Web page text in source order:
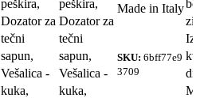
peškira,
Dozator za
tečni
sapun,
Vešalica -
kuka,
peškira,
Dozator za
tečni
sapun,
Vešalica -
kuka,
Made in Italy
SKU: 6bff77e9
3709